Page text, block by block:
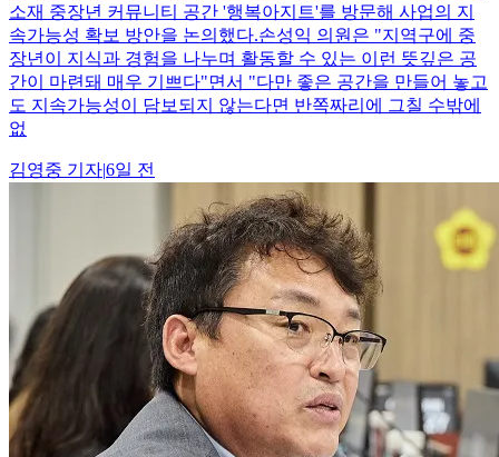
소재 중장년 커뮤니티 공간 '행복아지트'를 방문해 사업의 지
속가능성 확보 방안을 논의했다.손성익 의원은 "지역구에 중
장년이 지식과 경험을 나누며 활동할 수 있는 이런 뜻깊은 공
간이 마련돼 매우 기쁘다"면서 "다만 좋은 공간을 만들어 놓고
도 지속가능성이 담보되지 않는다면 반쪽짜리에 그칠 수밖에
없
김영중 기자|6일 전